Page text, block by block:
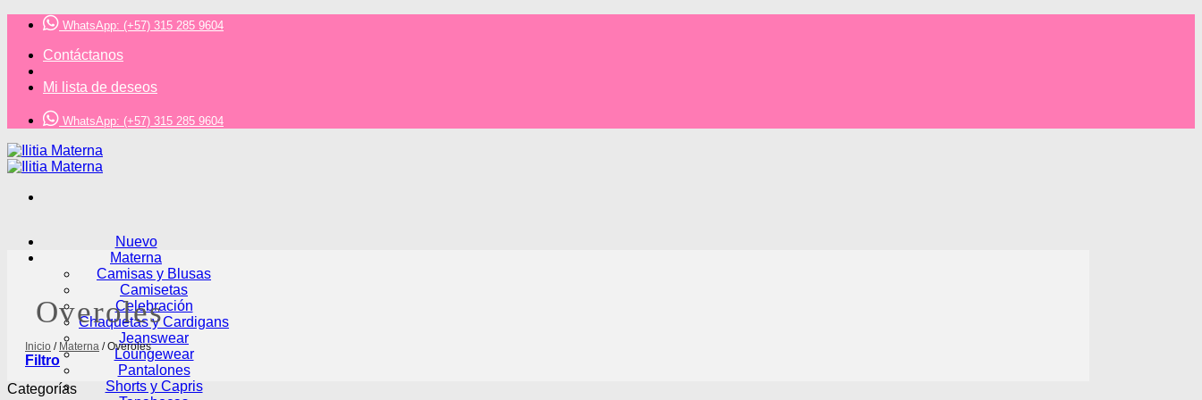
Saltar
contenido
WhatsApp: (+57) 315 285 9604
Contáctanos
Mi lista de deseos
WhatsApp: (+57) 315 285 9604
Nuevo
Materna
Camisas y Blusas
Camisetas
Celebración
Chaquetas y Cardigans
Jeanswear
Loungewear
Pantalones
Shorts y Capris
Overoles
Inicio / Materna /Overoles
Filtro
Categorías